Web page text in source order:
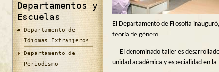
Departamentos y
Escuelas
Departamento de
Idiomas Extranjeros
Departamento de
Periodismo
El Departamento de Filosofía
teoría de género.
El denominado taller es
unidad académica y especialidad en